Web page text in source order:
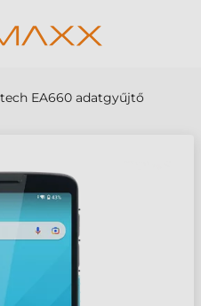
EA660 adatgyűjtő